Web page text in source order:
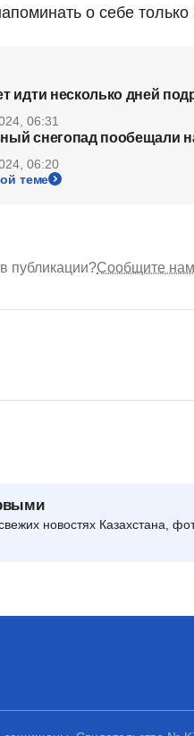
о себе
идти несколько дней
06:31
снегопад пообещали
06:20
теме
публикации?Сообщите
новостях Казахстана,